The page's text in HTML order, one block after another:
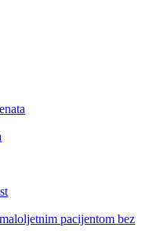
pacijentom bez